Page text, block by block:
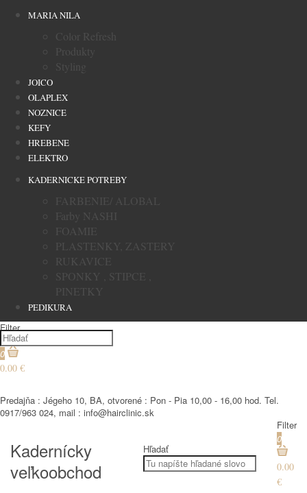
MARIA NILA
Color Refresh
Produkty
Styling
JOICO
OLAPLEX
NOZNICE
KEFY
HREBENE
ELEKTRO
KADERNICKE POTREBY
FARBENIE/ ALOBAL
Farby NASHI
FOAMIE
PLASTENKY, ZASTERY
RUKAVICE
SPONKY , STIPCE ,
PINETKY
PEDIKURA
Filter
0
0.00 €
Predajňa : Jégeho 10, BA, otvorené : Pon - Pia 10,00 - 16,00 hod. Tel.
0917/963 024, mail : info@hairclinic.sk
Kadernícky
veľkoobchod
Hľadať
Filter
0
0.00
€